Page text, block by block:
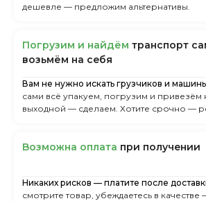
дешевле — предложим альтернативы.
Пoгpузим и нaйдём тpaнcпopт
вoзьмём нa ceбя
Вам не нужно искать грузчиков и
сами всё упакуем, погрузим и привезём
выходной — сделаем. Хотите срочно —
Boзмoжнa oплaтa пpи пoлучeнии
Никаких рисков — платите после
смотрите товар, убеждаетесь в